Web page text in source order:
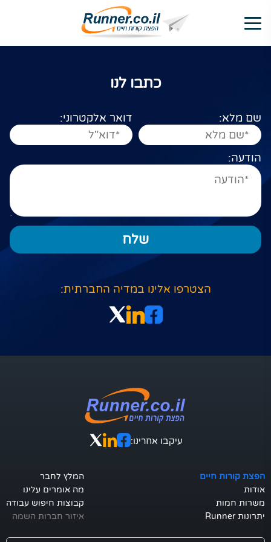
כתבו לנו
הצטרפו אלינו במדיה החברתית:
שם מלא: דואר אלקטרוני:
הודעה:
עיקבו אחרינו:
הפצת קורות חיים
אודות
משרות חמות
יתרונות Runner
המלץ לחבר
מה אומרים עלינו
קבוצות חיפוש עבודה
איזור חברות השמה